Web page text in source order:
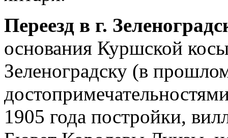
Переезд в г.
основания Куршской
Зеленоградску (в
1905 года постройки,